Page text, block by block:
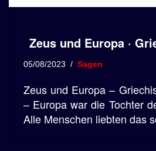
Zeus und Europa ·
05/08/2023 Sagen
Zeus und Europa –
– Europa war die Tochter
Alle Menschen liebten das